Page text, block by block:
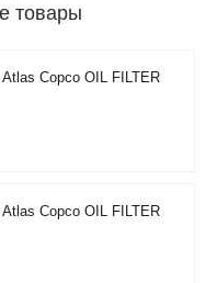
товары
Copco OIL FILTER
Copco OIL FILTER